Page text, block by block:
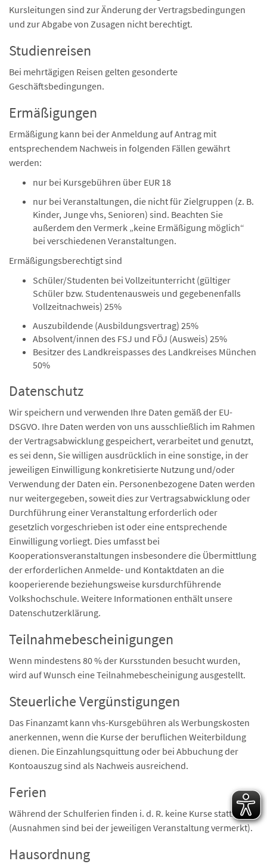
Kursleitungen sind zur Änderung der Vertragsbedingungen
und zur Abgabe von Zusagen nicht berechtigt.
Studienreisen
Bei mehrtägigen Reisen gelten gesonderte
Geschäftsbedingungen.
Ermäßigungen
Ermäßigung kann bei der Anmeldung auf Antrag mit
entsprechendem Nachweis in folgenden Fällen gewährt
werden:
nur bei Kursgebühren über EUR 18
nur bei Veranstaltungen, die nicht für Zielgruppen (z. B.
Kinder, Junge vhs, Senioren) sind. Beachten Sie
außerdem den Vermerk „keine Ermäßigung möglich“
bei verschiedenen Veranstaltungen.
Ermäßigungsberechtigt sind
Schüler/Studenten bei Vollzeitunterricht (gültiger
Schüler bzw. Studentenausweis und gegebenenfalls
Vollzeitnachweis) 25%
Auszubildende (Ausbildungsvertrag) 25%
Absolvent/innen des FSJ und FÖJ (Ausweis) 25%
Besitzer des Landkreispasses des Landkreises München
50%
Datenschutz
Wir speichern und verwenden Ihre Daten gemäß der EU-
DSGVO. Ihre Daten werden von uns ausschließlich im Rahmen
der Vertragsabwicklung gespeichert, verarbeitet und genutzt,
es sei denn, Sie willigen ausdrücklich in eine sonstige, in der
jeweiligen Einwilligung konkretisierte Nutzung und/oder
Verwendung der Daten ein. Personenbezogene Daten werden
nur weitergegeben, soweit dies zur Vertragsabwicklung oder
Durchführung einer Veranstaltung erforderlich oder
gesetzlich vorgeschrieben ist oder eine entsprechende
Einwilligung vorliegt. Dies umfasst bei
Kooperationsveranstaltungen insbesondere die Übermittlung
der erforderlichen Anmelde- und Kontaktdaten an die
kooperierende beziehungsweise kursdurchführende
Volkshochschule. Weitere Informationen enthält unsere
Datenschutzerklärung.
Teilnahmebescheinigungen
Wenn mindestens 80 % der Kursstunden besucht wurden,
wird auf Wunsch eine Teilnahmebescheinigung ausgestellt.
Steuerliche Vergünstigungen
Das Finanzamt kann vhs-Kursgebühren als Werbungskosten
anerkennen, wenn die Kurse der beruflichen Weiterbildung
dienen. Die Einzahlungsquittung oder bei Abbuchung der
Kontoauszug sind als Nachweis ausreichend.
Ferien
Während der Schulferien finden i. d. R. keine Kurse statt.
(Ausnahmen sind bei der jeweiligen Veranstaltung vermerkt).
Hausordnung